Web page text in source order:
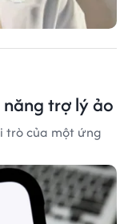
trợ lý ảo
trò của một ứng